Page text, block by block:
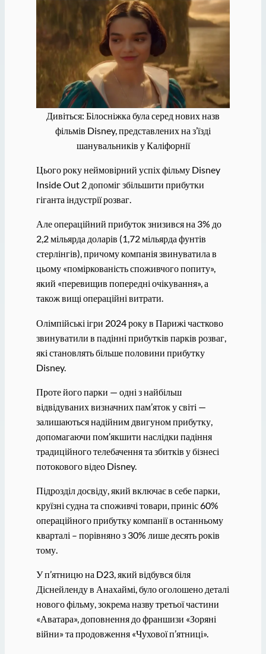
Дивіться: Білосніжка була серед нових назв
фільмів Disney, представлених на з’їзді
шанувальників у Каліфорнії
Цього року неймовірний успіх фільму Disney
Inside Out 2 допоміг збільшити прибутки
гіганта індустрії розваг.
Але операційний прибуток знизився на 3% до
2,2 мільярда доларів (1,72 мільярда фунтів
стерлінгів), причому компанія звинуватила в
цьому «поміркованість споживчого попиту»,
який «перевищив попередні очікування», а
також вищі операційні витрати.
Олімпійські ігри 2024 року в Парижі частково
звинуватили в падінні прибутків парків розваг,
які становлять більше половини прибутку
Disney.
Проте його парки — одні з найбільш
відвідуваних визначних пам’яток у світі —
залишаються надійним двигуном прибутку,
допомагаючи пом’якшити наслідки падіння
традиційного телебачення та збитків у бізнесі
потокового відео Disney.
Підрозділ досвіду, який включає в себе парки,
круїзні судна та споживчі товари, приніс 60%
операційного прибутку компанії в останньому
кварталі – порівняно з 30% лише десять років
тому.
У п’ятницю на D23, який відбувся біля
Діснейленду в Анахаймі, було оголошено деталі
нового фільму, зокрема назву третьої частини
«Аватара», доповнення до франшизи «Зоряні
війни» та продовження «Чухової п’ятниці».